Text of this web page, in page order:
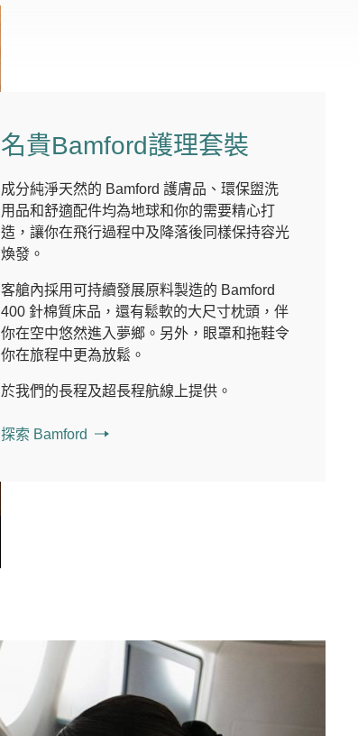
名貴Bamford護理套裝
成分純淨天然的 Bamford 護膚品、環保盥洗
用品和舒適配件均為地球和你的需要精心打
造，讓你在飛行過程中及降落後同樣保持容光
煥發。
客艙內採用可持續發展原料製造的 Bamford
400 針棉質床品，還有鬆軟的大尺寸枕頭，伴
你在空中悠然進入夢鄉。另外，眼罩和拖鞋令
你在旅程中更為放鬆。
於我們的長程及超長程航線上提供。
探索 Bamford